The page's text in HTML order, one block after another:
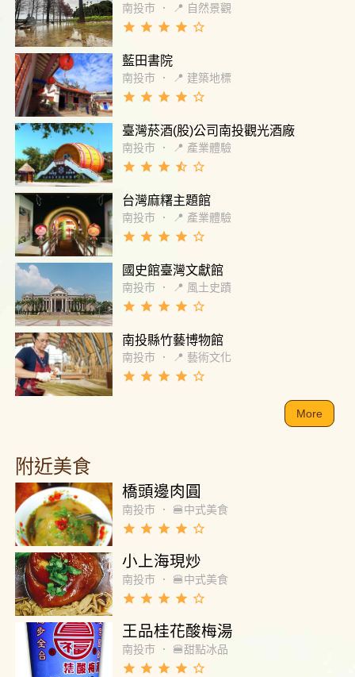
南投市 ． 📍 自然景觀
grade grade grade grade star_border
藍田書院
南投市 ． 📍 建築地標
grade grade grade grade star_border
臺灣菸酒(股)公司南投觀光酒廠
南投市 ． 📍 產業體驗
grade grade grade star_half star_border
台灣麻糬主題館
南投市 ． 📍 產業體驗
grade grade grade grade star_border
國史館臺灣文獻館
南投市 ． 📍 風土史蹟
grade grade grade grade star_border
南投縣竹藝博物館
南投市 ． 📍 藝術文化
grade grade grade grade star_border
More
附近美食
橋頭邊肉圓
南投市 ． 🍔中式美食
grade grade grade grade star_border
小上海現炒
南投市 ． 🍔中式美食
grade grade grade grade star_border
王品桂花酸梅湯
南投市 ． 🍔甜點冰品
grade grade grade grade star_border